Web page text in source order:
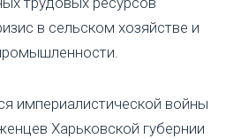
в сельском хозяйстве и
империалистической войны
Харьковской губернии